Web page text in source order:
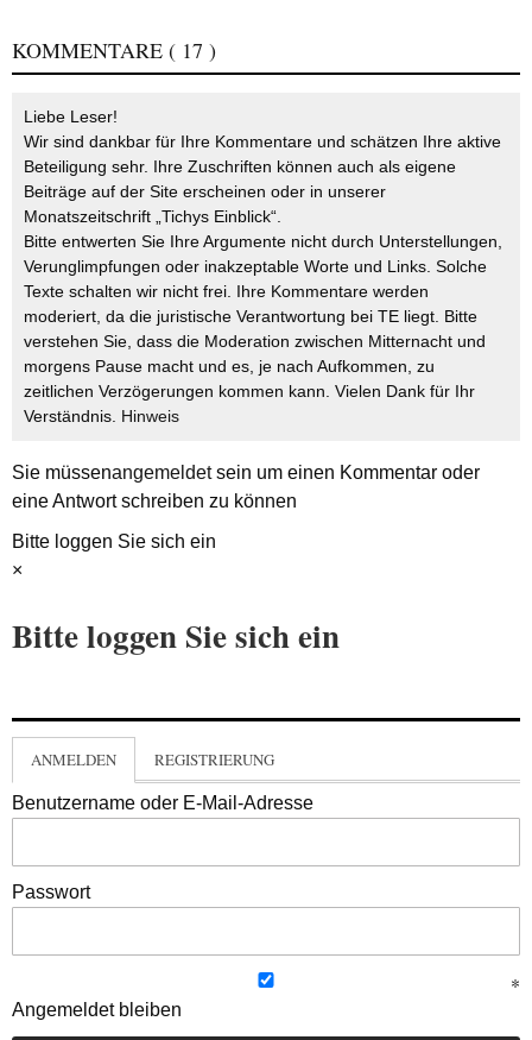
KOMMENTARE ( 17 )
Liebe Leser!
Wir sind dankbar für Ihre Kommentare und schätzen Ihre aktive
Beteiligung sehr. Ihre Zuschriften können auch als eigene
Beiträge auf der Site erscheinen oder in unserer
Monatszeitschrift „Tichys Einblick“.
Bitte entwerten Sie Ihre Argumente nicht durch Unterstellungen,
Verunglimpfungen oder inakzeptable Worte und Links. Solche
Texte schalten wir nicht frei. Ihre Kommentare werden
moderiert, da die juristische Verantwortung bei TE liegt. Bitte
verstehen Sie, dass die Moderation zwischen Mitternacht und
morgens Pause macht und es, je nach Aufkommen, zu
zeitlichen Verzögerungen kommen kann. Vielen Dank für Ihr
Verständnis. Hinweis
Sie müssenangemeldetsein um einen Kommentar oder
eine Antwort schreiben zu können
Bitte loggen Sie sich ein
×
Bitte loggen Sie sich ein
ANMELDEN REGISTRIERUNG
Benutzername oder E-Mail-Adresse
Passwort
Angemeldet bleiben